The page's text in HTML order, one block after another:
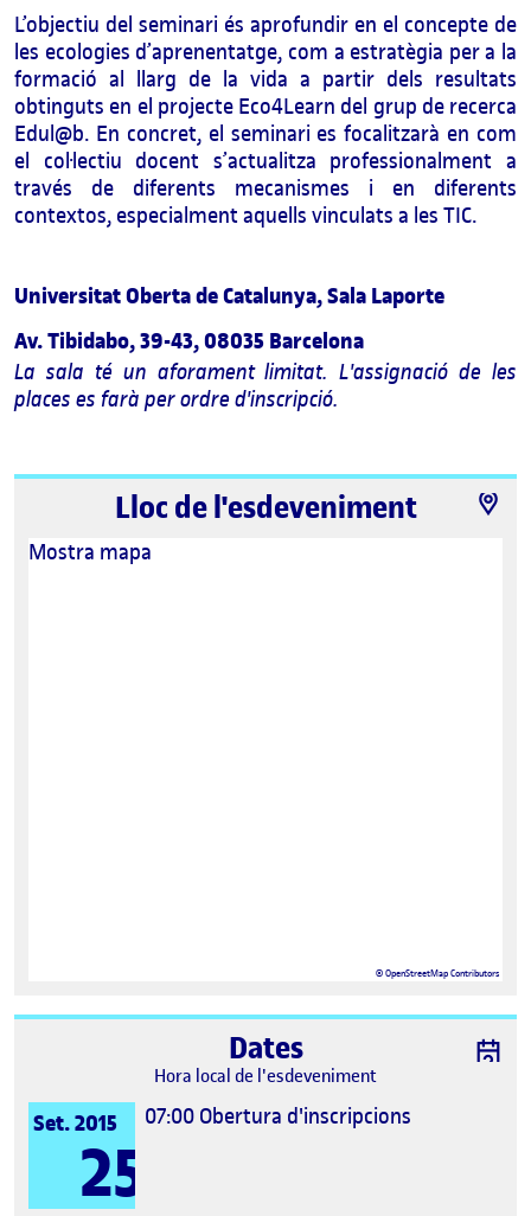
L’objectiu del seminari és aprofundir en el concepte de
les ecologies d’aprenentatge, com a estratègia per a la
formació al llarg de la vida a partir dels resultats
obtinguts en el projecte Eco4Learn del grup de recerca
Edul@b. En concret, el seminari es focalitzarà en com
el col·lectiu docent s’actualitza professionalment a
través de diferents mecanismes i en diferents
contextos, especialment aquells vinculats a les TIC.
Universitat Oberta de Catalunya, Sala Laporte
Av. Tibidabo, 39-43, 08035 Barcelona
La sala té un aforament limitat. L'assignació de les
places es farà per ordre d'inscripció.
Lloc de l'esdeveniment
Mostra mapa
©OpenStreetMapContributors
Dates
Hora local de l'esdeveniment
Set. 2015
25
07:00 Obertura d'inscripcions